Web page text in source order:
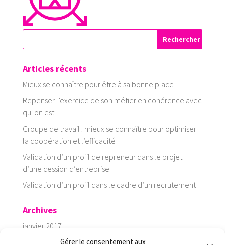
Gérer le consentement aux
Articles récents
Mieux se connaître pour être à sa bonne place
Repenser l’exercice de son métier en cohérence avec
qui on est
Groupe de travail : mieux se connaître pour optimiser
la coopération et l’efficacité
Validation d’un profil de repreneur dans le projet
d’une cession d’entreprise
Validation d’un profil dans le cadre d’un recrutement
Archives
janvier 2017